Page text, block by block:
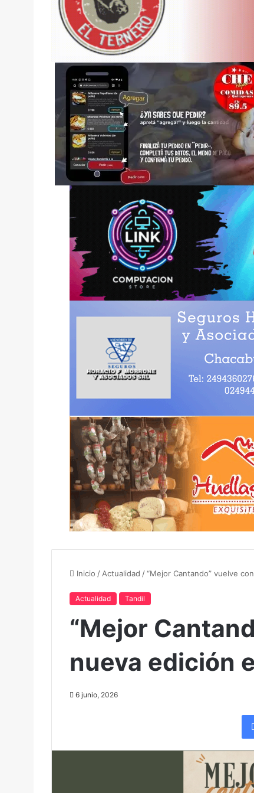
Inicio /Actualidad /“Mejor Cantando” vuelve
Actualidad Tandil
“Mejor
nueva edición
6 junio, 2026